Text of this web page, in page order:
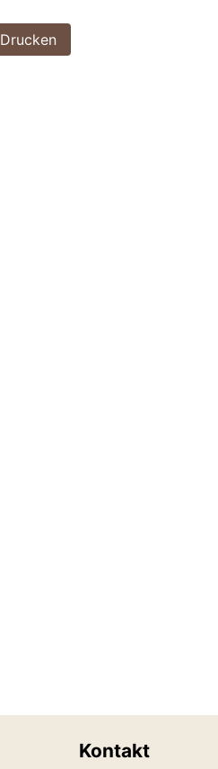
Drucken
Kontakt